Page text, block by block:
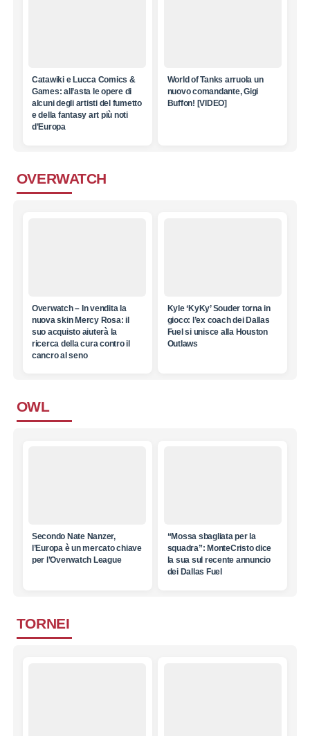
Catawiki e Lucca Comics &
Games: all’asta le opere di
alcuni degli artisti del fumetto
e della fantasy art più noti
d’Europa
World of Tanks arruola un
nuovo comandante, Gigi
Buffon! [VIDEO]
OVERWATCH
Overwatch – In vendita la
nuova skin Mercy Rosa: il
suo acquisto aiuterà la
ricerca della cura contro il
cancro al seno
Kyle ‘KyKy’ Souder torna in
gioco: l’ex coach dei Dallas
Fuel si unisce alla Houston
Outlaws
OWL
Secondo Nate Nanzer,
l’Europa è un mercato chiave
per l’Overwatch League
“Mossa sbagliata per la
squadra”: MonteCristo dice
la sua sul recente annuncio
dei Dallas Fuel
TORNEI